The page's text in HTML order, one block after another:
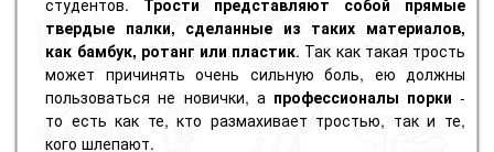
твердые палки, сделанные из таких материалов,
как бамбук, ротанг или пластик. Так как такая трость
может причинять очень сильную боль, ею должны
пользоваться не новички, а профессионалы порки -
то есть как те, кто размахивает тростью, так и те,
кого шлепают.